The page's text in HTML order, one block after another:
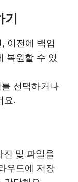
기
이전에 백업
복원할 수 있
선택하거나
요.
진 및 파일을
우드에 저장